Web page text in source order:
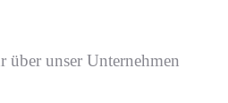
über unser Unternehmen